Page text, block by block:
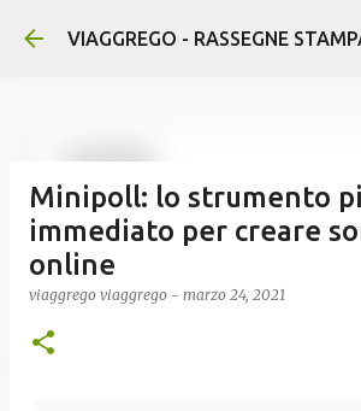
Passa ai contenuti
VIAGGREGO - RASSEGNE
Minipoll: lo strumento
immediato per creare
online
viaggrego viaggrego - marzo 24, 2021